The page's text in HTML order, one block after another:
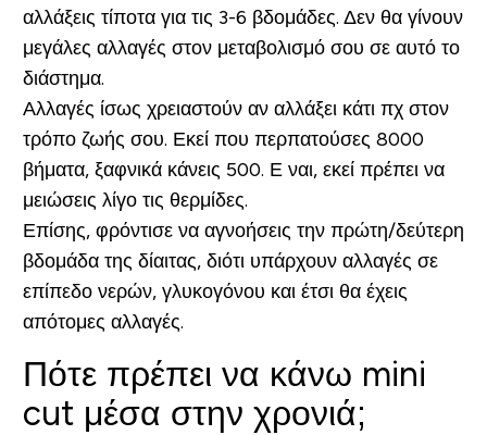
αλλάξεις τίποτα για τις 3-6 βδομάδες. Δεν θα γίνουν
μεγάλες αλλαγές στον μεταβολισμό σου σε αυτό το
διάστημα.
Αλλαγές ίσως χρειαστούν αν αλλάξει κάτι πχ στον
τρόπο ζωής σου. Εκεί που περπατούσες 8000
βήματα, ξαφνικά κάνεις 500. Ε ναι, εκεί πρέπει να
μειώσεις λίγο τις θερμίδες.
Επίσης, φρόντισε να αγνοήσεις την πρώτη/δεύτερη
βδομάδα της δίαιτας, διότι υπάρχουν αλλαγές σε
επίπεδο νερών, γλυκογόνου και έτσι θα έχεις
απότομες αλλαγές.
Πότε πρέπει να κάνω mini
cut μέσα στην χρονιά;